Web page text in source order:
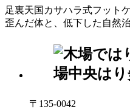
足裏天国カサハラ式フット
歪んだ体と、低下した自然
〒135-0042